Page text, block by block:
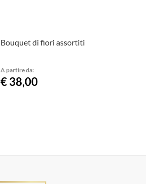
Bouquet di fiori assortiti
A partire da:
€ 38,00